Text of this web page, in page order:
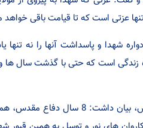
عزتی است که تا قیامت باقی خواهد
شهدا و پاسداشت آنها را نه تنها
زندگی است که حتی با گذشت سال ها و
سلیمانی با اشاره به حقیقت دفاع